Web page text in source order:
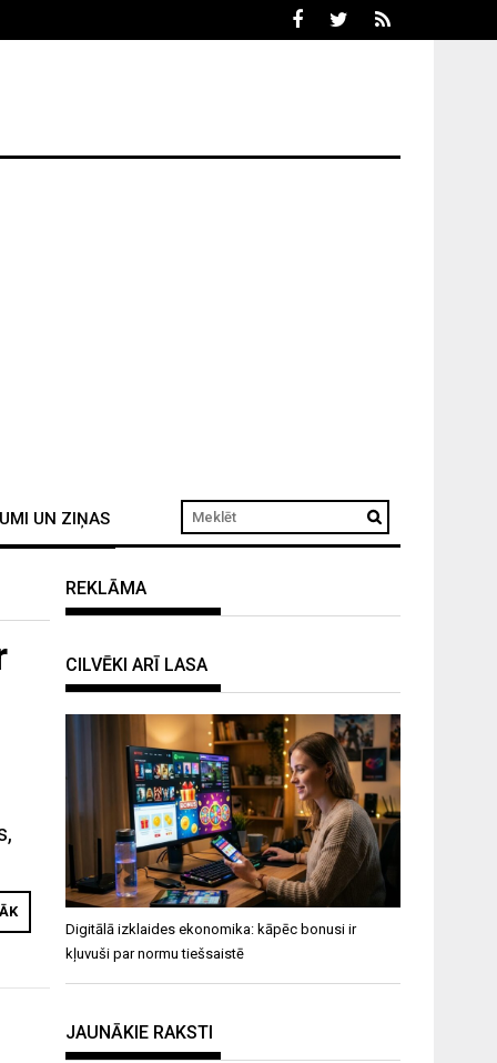
UN ZIŅAS
REKLĀMA
CILVĒKI ARĪ LASA
Digitālā izklaides ekonomika: kāpēc bonusi ir
kļuvuši par normu tiešsaistē
JAUNĀKIE RAKSTI